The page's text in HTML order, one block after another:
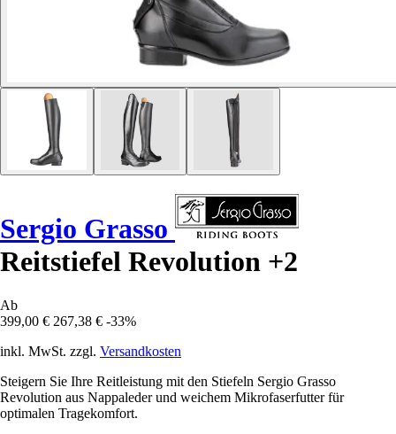
Sergio Grasso
Reitstiefel Revolution +2
Ab
399,00 € 267,38 € -33%
inkl. MwSt. zzgl. Versandkosten
Steigern Sie Ihre Reitleistung mit den Stiefeln Sergio Grasso
Revolution aus Nappaleder und weichem Mikrofaserfutter für
optimalen Tragekomfort.